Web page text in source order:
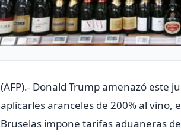
(AFP).- Donald Trump amenazó este
aplicarles aranceles de 200% al vino,
Bruselas impone tarifas aduaneras